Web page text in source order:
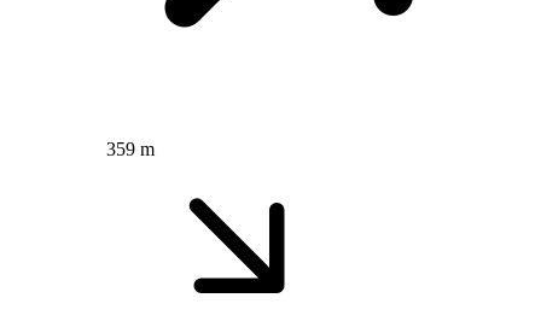
359 m